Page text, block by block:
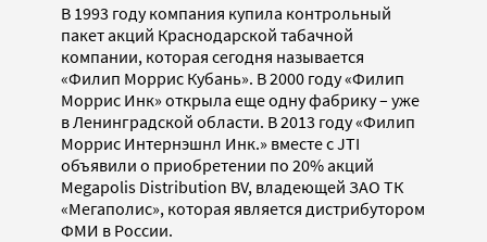
В 1993 году компания купила контрольный
пакет акций Краснодарской табачной
компании, которая сегодня называется
«Филип Моррис Кубань». В 2000 году «Филип
Моррис Инк» открыла еще одну фабрику – уже
в Ленинградской области. В 2013 году «Филип
Моррис Интернэшнл Инк.» вместе с JTI
объявили о приобретении по 20% акций
Megapolis Distribution BV, владеющей ЗАО ТК
«Мегаполис», которая является дистрибутором
ФМИ в России.